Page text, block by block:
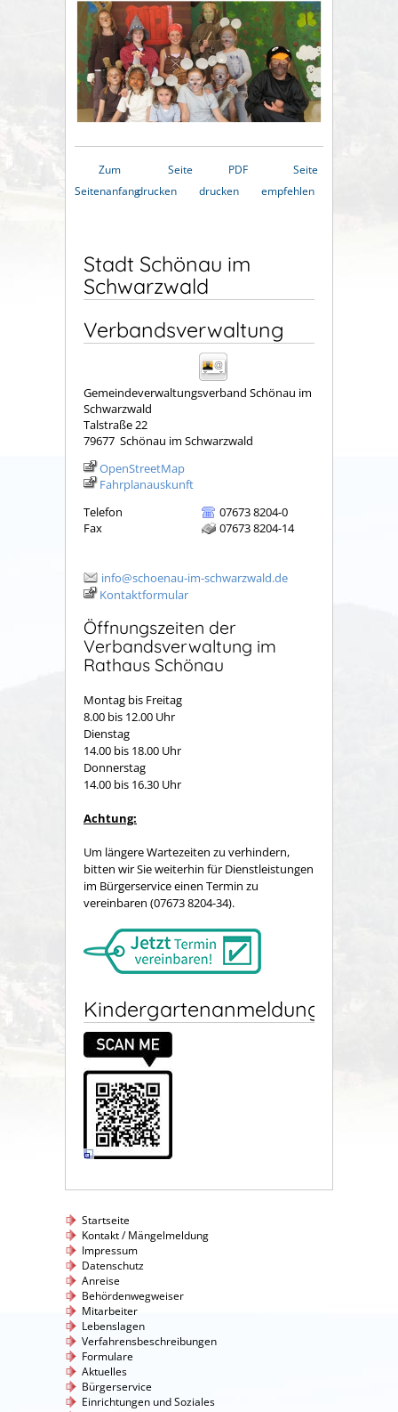
Zum
Seitenanfang
Seite
drucken
PDF
drucken
Seite
empfehlen
Stadt Schönau im
Schwarzwald
Verbandsverwaltung
Gemeindeverwaltungsverband Schönau im
Schwarzwald
Talstraße 22
79677 Schönau im Schwarzwald
OpenStreetMap
Fahrplanauskunft
Telefon
07673 8204-0
Fax
07673 8204-14
info@schoenau-im-schwarzwald.de
Kontaktformular
Öffnungszeiten der
Verbandsverwaltung im
Rathaus Schönau
Montag bis Freitag
8.00 bis 12.00 Uhr
Dienstag
14.00 bis 18.00 Uhr
Donnerstag
14.00 bis 16.30 Uhr
Achtung:
Um längere Wartezeiten zu verhindern,
bitten wir Sie weiterhin für Dienstleistungen
im Bürgerservice einen Termin zu
vereinbaren (07673 8204-34).
Kindergartenanmeldung
Startseite
Kontakt / Mängelmeldung
Impressum
Datenschutz
Anreise
Behördenwegweiser
Mitarbeiter
Lebenslagen
Verfahrensbeschreibungen
Formulare
Aktuelles
Bürgerservice
Einrichtungen und Soziales